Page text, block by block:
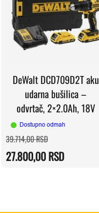
DeWalt DCD709D2T aku
udarna bušilica –
odvrtač, 2×2.0Ah, 18V
Dostupno odmah
39.714,00RSDOriginalna
cena
bila:
39.714,00 RSD.
27.800,00RSD
Trenutna
cena
27.800,00 RSD.